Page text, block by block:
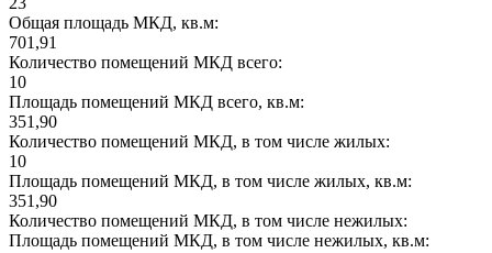
Общая площадь МКД, кв.м:
701,91
Количество помещений МКД всего:
10
Площадь помещений МКД всего, кв.м:
351,90
Количество помещений МКД, в том числе жилых:
10
Площадь помещений МКД, в том числе жилых, кв.м:
351,90
Количество помещений МКД, в том числе нежилых:
Площадь помещений МКД, в том числе нежилых, кв.м: